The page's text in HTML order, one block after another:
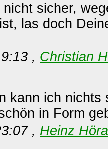
sicher,
las doch
, Christian
kann ich nichts
in Form
, Heinz Höra